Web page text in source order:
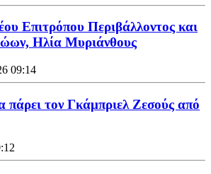
Επιτρόπου Περιβάλλοντος και
Ηλία Μυριάνθους
09:14
πάρει τον Γκάμπριελ Ζεσούς από